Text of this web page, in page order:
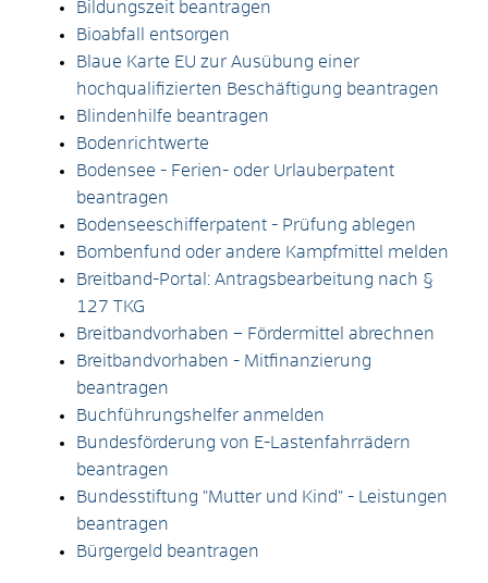
Bildungszeit beantragen
Bioabfall entsorgen
Blaue Karte EU zur Ausübung einer
hochqualifizierten Beschäftigung beantragen
Blindenhilfe beantragen
Bodenrichtwerte
Bodensee - Ferien- oder Urlauberpatent
beantragen
Bodenseeschifferpatent - Prüfung ablegen
Bombenfund oder andere Kampfmittel melden
Breitband-Portal: Antragsbearbeitung nach §
127 TKG
Breitbandvorhaben – Fördermittel abrechnen
Breitbandvorhaben - Mitfinanzierung
beantragen
Buchführungshelfer anmelden
Bundesförderung von E-Lastenfahrrädern
beantragen
Bundesstiftung "Mutter und Kind" - Leistungen
beantragen
Bürgergeld beantragen